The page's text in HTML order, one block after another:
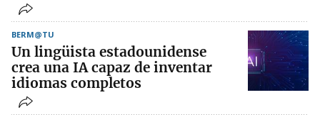
BERM@TU
Un lingüista estadounidense
crea una IA capaz de inventar
idiomas completos